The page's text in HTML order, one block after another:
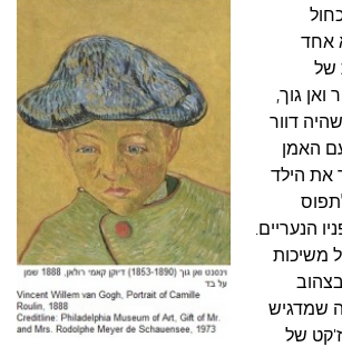
אחד
של
גוך,
דוור
האמן
את הילד
הנעריים.
משיכות
שמדגיש
של